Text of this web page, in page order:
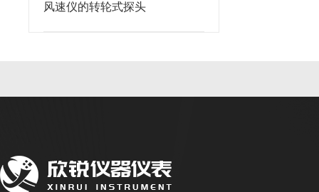
风速仪的转轮式探头